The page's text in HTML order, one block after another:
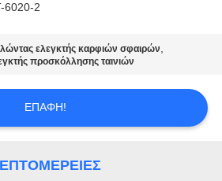
6020-2
ελεγκτής καρφιών σφαιρών,
προσκόλλησης ταινιών
ΕΠΑΦΉ!